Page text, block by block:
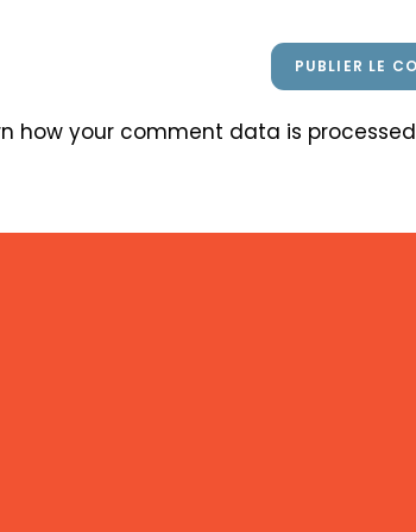
how your comment data is processed